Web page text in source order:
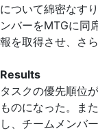
について綿密なす
ンバーをMTGに同
報を取得させ、さ
Results
タスクの優先順位
ものになった。ま
し、チームメンバ